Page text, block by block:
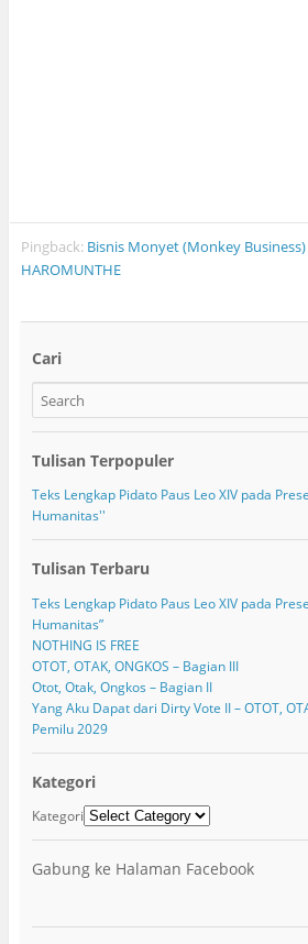
Pingback: Bisnis Monyet (Monkey Business)
HAROMUNTHE
Cari
Tulisan Terpopuler
Teks Lengkap Pidato Paus Leo XIV pada
Humanitas''
Tulisan Terbaru
Teks Lengkap Pidato Paus Leo XIV pada
Humanitas”
NOTHING IS FREE
OTOT, OTAK, ONGKOS – Bagian III
Otot, Otak, Ongkos – Bagian II
Yang Aku Dapat dari Dirty Vote II – OTOT,
Pemilu 2029
Kategori
Kategori
Gabung ke Halaman Facebook